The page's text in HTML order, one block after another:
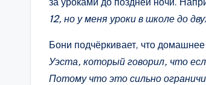
12, но у меня уроки в школе до
Бони подчёркивает, что
Уэста, который говорил, что
Потому что это сильно